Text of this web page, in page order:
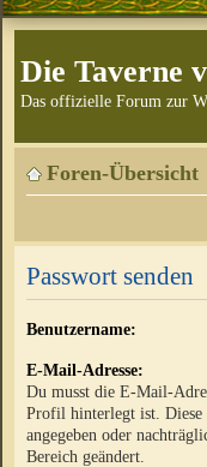
Die Taverne
Das offizielle Forum zur
Foren-Übersicht
Passwort senden
Benutzername:
E-Mail-Adresse:
Du musst die E-Mail-
Profil hinterlegt ist. Diese
angegeben oder
Bereich geändert.